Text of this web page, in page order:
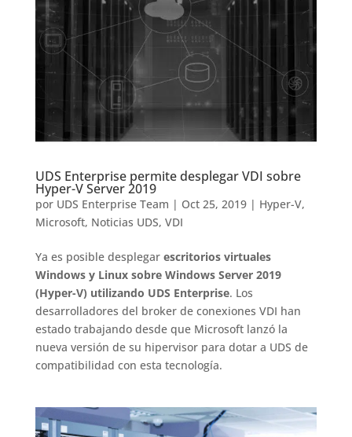
UDS Enterprise permite desplegar VDI sobre
Hyper-V Server 2019
por UDS Enterprise Team | Oct 25, 2019| Hyper-V,
Microsoft, Noticias UDS, VDI
Ya es posible desplegar escritorios virtuales
Windows y Linux sobre Windows Server 2019
(Hyper-V) utilizando UDS Enterprise. Los
desarrolladores del broker de conexiones VDI han
estado trabajando desde que Microsoft lanzó la
nueva versión de su hipervisor para dotar a UDS de
compatibilidad con esta tecnología.